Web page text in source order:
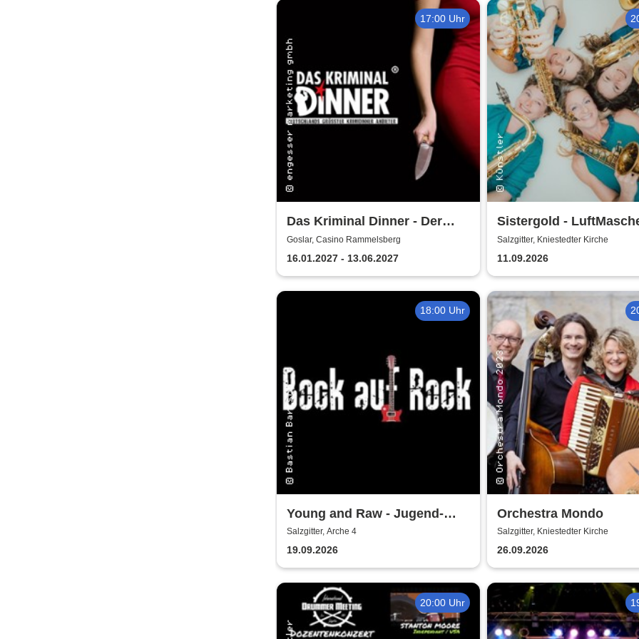
17:00 Uhr
Das Kriminal Dinner - Der
Polterabendkiller
Goslar, Casino Rammelsberg
16.01.2027 - 13.06.2027
Sistergold -
Salzgitter, Kniestedter Kirche
11.09.2026
18:00 Uhr
Young and Raw - Jugend-
Konzert
Salzgitter, Arche 4
19.09.2026
Orchestra Mondo
Salzgitter, Kniestedter Kirche
26.09.2026
20:00 Uhr